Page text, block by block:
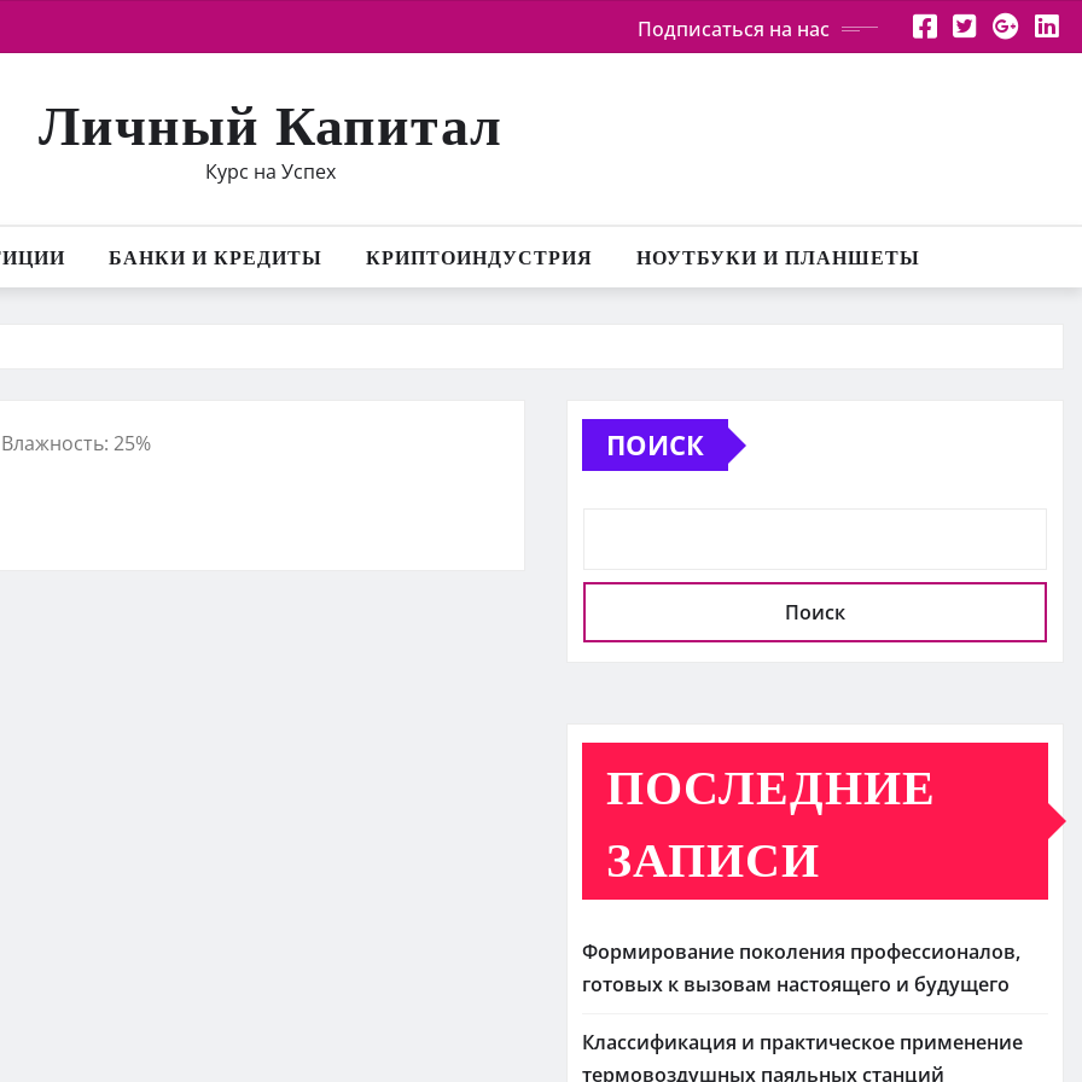
Подписаться на нас
Личный Капитал
Курс на Успех
БАНКИ И КРЕДИТЫ КРИПТОИНДУСТРИЯ НОУТБУКИ И ПЛАНШЕТЫ
25% ПОИСК
Поиск
ПОСЛЕДНИЕ
ЗАПИСИ
Формирование поколения профессионалов,
готовых к вызовам настоящего и будущего
Классификация и практическое применение
термовоздушных паяльных станций